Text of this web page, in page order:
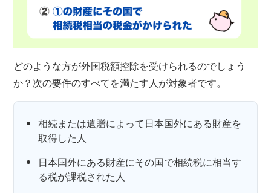
どのような方が外国税額控除を受けられるのでしょう
か？次の要件のすべてを満たす人が対象者です。
相続または遺贈によって日本国外にある財産を
取得した人
日本国外にある財産にその国で相続税に相当す
る税が課税された人